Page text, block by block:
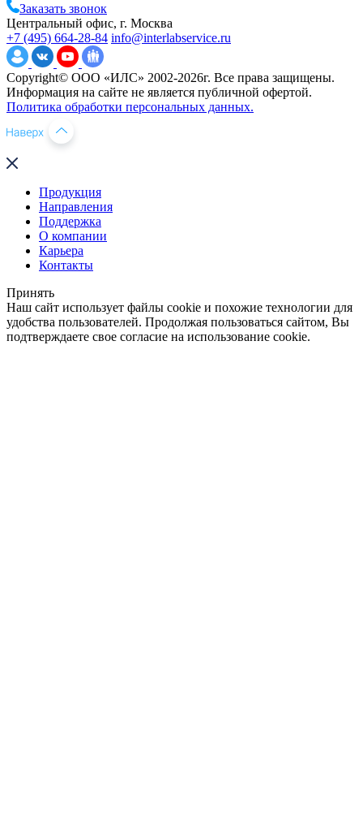
Заказать звонок
Центральный офис, г. Москва
+7 (495) 664-28-84 info@interlabservice.ru
Copyright© ООО «ИЛС» 2002-2026г. Все права защищены.
Информация на сайте не является публичной офертой.
Политика обработки персональных данных.
Продукция
Направления
Поддержка
О компании
Карьера
Контакты
Принять
Наш сайт использует файлы cookie и похожие технологии для
удобства пользователей. Продолжая пользоваться сайтом, Вы
подтверждаете свое согласие на использование cookie.